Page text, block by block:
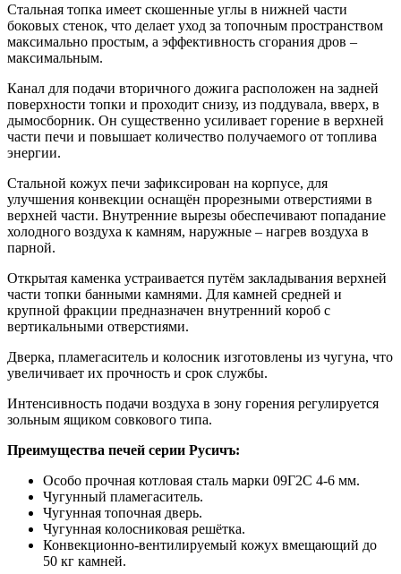
Стальная топка имеет скошенные углы в нижней части
боковых стенок, что делает уход за топочным пространством
максимально простым, а эффективность сгорания дров –
максимальным.
Канал для подачи вторичного дожига расположен на задней
поверхности топки и проходит снизу, из поддувала, вверх, в
дымосборник. Он существенно усиливает горение в верхней
части печи и повышает количество получаемого от топлива
энергии.
Стальной кожух печи зафиксирован на корпусе, для
улучшения конвекции оснащён прорезными отверстиями в
верхней части. Внутренние вырезы обеспечивают попадание
холодного воздуха к камням, наружные – нагрев воздуха в
парной.
Открытая каменка устраивается путём закладывания верхней
части топки банными камнями. Для камней средней и
крупной фракции предназначен внутренний короб с
вертикальными отверстиями.
Дверка, пламегаситель и колосник изготовлены из чугуна, что
увеличивает их прочность и срок службы.
Интенсивность подачи воздуха в зону горения регулируется
зольным ящиком совкового типа.
Преимущества печей серии Русичъ:
Особо прочная котловая сталь марки 09Г2С 4-6 мм.
Чугунный пламегаситель.
Чугунная топочная дверь.
Чугунная колосниковая решётка.
Конвекционно-вентилируемый кожух вмещающий до
50 кг камней.